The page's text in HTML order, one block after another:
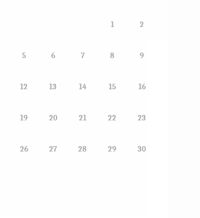
1 2
5 6 7 8 9
12 13 14 15 16
19 20 21 22 23
26 27 28 29 30